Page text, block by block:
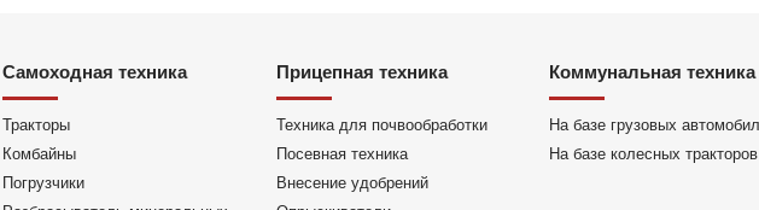
Самоходная техника
Тракторы
Комбайны
Погрузчики
Прицепная техника
Техника для почвообработки
Посевная техника
Внесение удобрений
Коммунальная техника
На базе грузовых
На базе колесных тракторов